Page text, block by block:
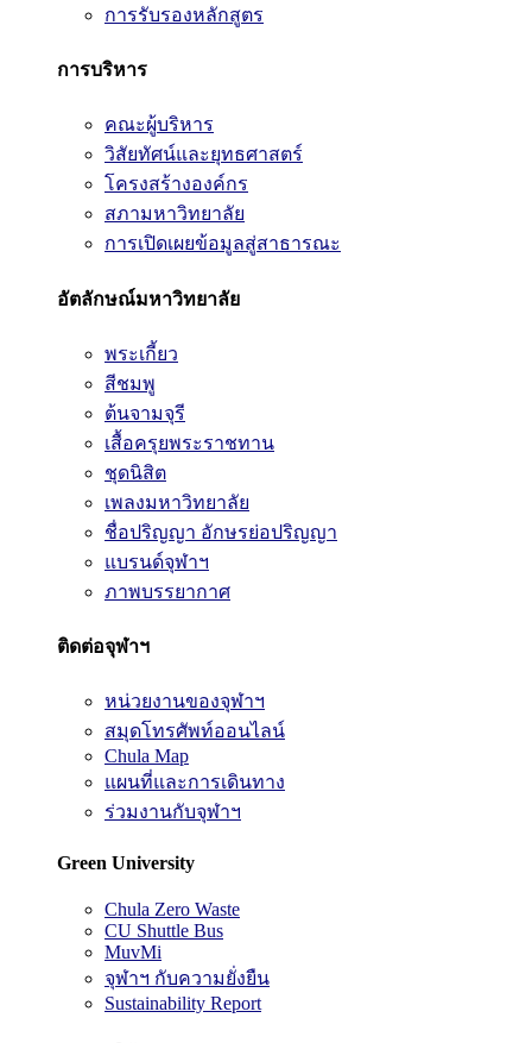
การรับรองหลักสูตร
การบริหาร
คณะผู้บริหาร
วิสัยทัศน์และยุทธศาสตร์
โครงสร้างองค์กร
สภามหาวิทยาลัย
การเปิดเผยข้อมูลสู่สาธารณะ
อัตลักษณ์มหาวิทยาลัย
พระเกี้ยว
สีชมพู
ต้นจามจุรี
เสื้อครุยพระราชทาน
ชุดนิสิต
เพลงมหาวิทยาลัย
ชื่อปริญญา อักษรย่อปริญญา
แบรนด์จุฬาฯ
ภาพบรรยากาศ
ติดต่อจุฬาฯ
หน่วยงานของจุฬาฯ
สมุดโทรศัพท์ออนไลน์
Chula Map
แผนที่และการเดินทาง
ร่วมงานกับจุฬาฯ
Green University
Chula Zero Waste
CU Shuttle Bus
MuvMi
จุฬาฯ กับความยั่งยืน
Sustainability Report